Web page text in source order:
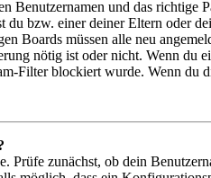
Benutzernamen und das richtige
du bzw. einer deiner Eltern oder
Boards müssen alle neu
nötig ist oder nicht. Wenn du
Filter blockiert wurde. Wenn du
Prüfe zunächst, ob dein